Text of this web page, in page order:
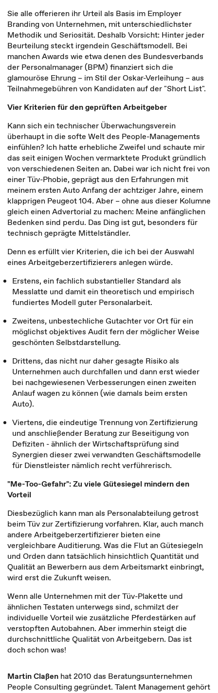
Sie alle offerieren ihr Urteil als Basis im Employer
Branding von Unternehmen, mit unterschiedlichster
Methodik und Seriosität. Deshalb Vorsicht: Hinter jeder
Beurteilung steckt irgendein Geschäftsmodell. Bei
manchen Awards wie etwa denen des Bundesverbands
der Personalmanager (BPM) finanziert sich die
glamouröse Ehrung – im Stil der Oskar-Verleihung – aus
Teilnahmegebühren von Kandidaten auf der "Short List".
Vier Kriterien für den geprüften Arbeitgeber
Kann sich ein technischer Überwachungsverein
überhaupt in die softe Welt des People-Managements
einfühlen? Ich hatte erhebliche Zweifel und schaute mir
das seit einigen Wochen vermarktete Produkt gründlich
von verschiedenen Seiten an. Dabei war ich nicht frei von
einer Tüv-Phobie, geprägt aus den Erfahrungen mit
meinem ersten Auto Anfang der achtziger Jahre, einem
klapprigen Peugeot 104. Aber – ohne aus dieser Kolumne
gleich einen Advertorial zu machen: Meine anfänglichen
Bedenken sind perdu. Das Ding ist gut, besonders für
technisch geprägte Mittelständler.
Denn es erfüllt vier Kriterien, die ich bei der Auswahl
eines Arbeitgeberzertifizierers anlegen würde.
Erstens, ein fachlich substantieller Standard als
Messlatte und damit ein theoretisch und empirisch
fundiertes Modell guter Personalarbeit.
Zweitens, unbestechliche Gutachter vor Ort für ein
möglichst objektives Audit fern der möglicher Weise
geschönten Selbstdarstellung.
Drittens, das nicht nur daher gesagte Risiko als
Unternehmen auch durchfallen und dann erst wieder
bei nachgewiesenen Verbesserungen einen zweiten
Anlauf wagen zu können (wie damals beim ersten
Auto).
Viertens, die eindeutige Trennung von Zertifizierung
und anschließender Beratung zur Beseitigung von
Defiziten - ähnlich der Wirtschaftsprüfung sind
Synergien dieser zwei verwandten Geschäftsmodelle
für Dienstleister nämlich recht verführerisch.
"Me-Too-Gefahr": Zu viele Gütesiegel mindern den
Vorteil
Diesbezüglich kann man als Personalabteilung getrost
beim Tüv zur Zertifizierung vorfahren. Klar, auch manch
andere Arbeitgeberzertifizierer bieten eine
vergleichbare Auditierung. Was die Flut an Gütesiegeln
und Orden dann tatsächlich hinsichtlich Quantität und
Qualität an Bewerbern aus dem Arbeitsmarkt einbringt,
wird erst die Zukunft weisen.
Wenn alle Unternehmen mit der Tüv-Plakette und
ähnlichen Testaten unterwegs sind, schmilzt der
individuelle Vorteil wie zusätzliche Pferdestärken auf
verstopften Autobahnen. Aber immerhin steigt die
durchschnittliche Qualität von Arbeitgebern. Das ist
doch schon was!
Martin Claßen hat 2010 das Beratungsunternehmen
People Consulting gegründet. Talent Management gehört